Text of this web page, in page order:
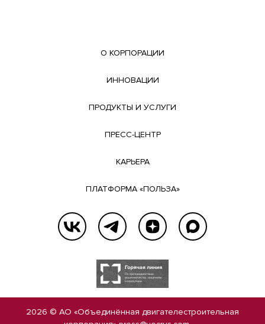
О КОРПОРАЦИИ
ИННОВАЦИИ
ПРОДУКТЫ И УСЛУГИ
ПРЕСС-ЦЕНТР
КАРЬЕРА
ПЛАТФОРМА «ПОЛЬЗА»
2026 © АО «Объединённая двигателестроительная